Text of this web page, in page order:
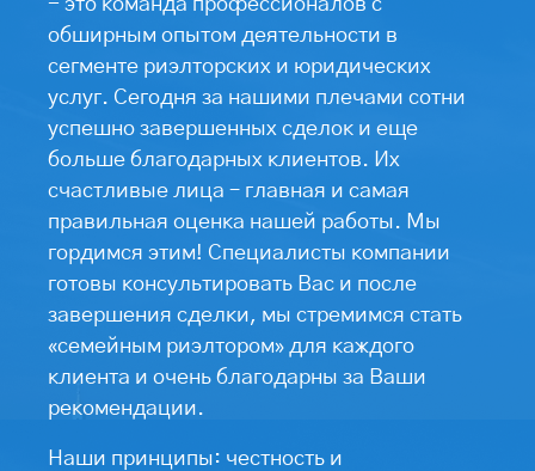
- это команда профессионалов с
обширным опытом деятельности в
сегменте риэлторских и юридических
услуг. Сегодня за нашими плечами сотни
успешно завершенных сделок и еще
больше благодарных клиентов. Их
счастливые лица – главная и самая
правильная оценка нашей работы. Мы
гордимся этим! Специалисты компании
готовы консультировать Вас и после
завершения сделки, мы стремимся стать
«семейным риэлтором» для каждого
клиента и очень благодарны за Ваши
рекомендации.
Наши принципы: честность и